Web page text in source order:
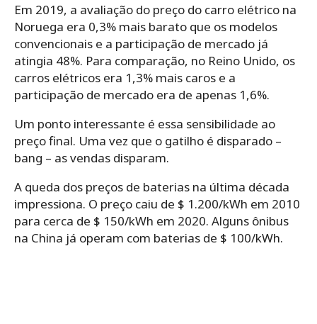
Em 2019, a avaliação do preço do carro elétrico na
Noruega era 0,3% mais barato que os modelos
convencionais e a participação de mercado já
atingia 48%. Para comparação, no Reino Unido, os
carros elétricos era 1,3% mais caros e a
participação de mercado era de apenas 1,6%.
Um ponto interessante é essa sensibilidade ao
preço final. Uma vez que o gatilho é disparado –
bang – as vendas disparam.
A queda dos preços de baterias na última década
impressiona. O preço caiu de $ 1.200/kWh em 2010
para cerca de $ 150/kWh em 2020. Alguns ônibus
na China já operam com baterias de $ 100/kWh.